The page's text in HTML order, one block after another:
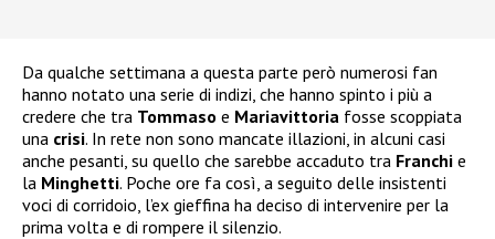
Da qualche settimana a questa parte però numerosi fan
hanno notato una serie di indizi, che hanno spinto i più a
credere che tra Tommaso e Mariavittoria fosse scoppiata
una crisi. In rete non sono mancate illazioni, in alcuni casi
anche pesanti, su quello che sarebbe accaduto tra Franchi e
la Minghetti. Poche ore fa così, a seguito delle insistenti
voci di corridoio, l’ex gieffina ha deciso di intervenire per la
prima volta e di rompere il silenzio.